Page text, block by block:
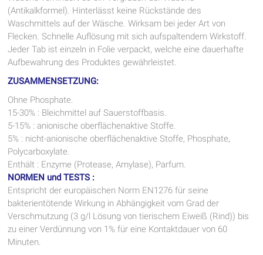
(Antikalkformel). Hinterlässt keine Rückstände des
Waschmittels auf der Wäsche. Wirksam bei jeder Art von
Flecken. Schnelle Auflösung mit sich aufspaltendem Wirkstoff.
Jeder Tab ist einzeln in Folie verpackt, welche eine dauerhafte
Aufbewahrung des Produktes gewährleistet.
ZUSAMMENSETZUNG:
Ohne Phosphate.
15-30% : Bleichmittel auf Sauerstoffbasis.
5-15% : anionische oberflächenaktive Stoffe.
5% : nicht-anionische oberflächenaktive Stoffe, Phosphate,
Polycarboxylate.
Enthält : Enzyme (Protease, Amylase), Parfum.
NORMEN und TESTS :
Entspricht der europäischen Norm EN1276 für seine
bakterientötende Wirkung in Abhängigkeit vom Grad der
Verschmutzung (3 g/l Lösung von tierischem Eiweiß (Rind)) bis
zu einer Verdünnung von 1% für eine Kontaktdauer von 60
Minuten.